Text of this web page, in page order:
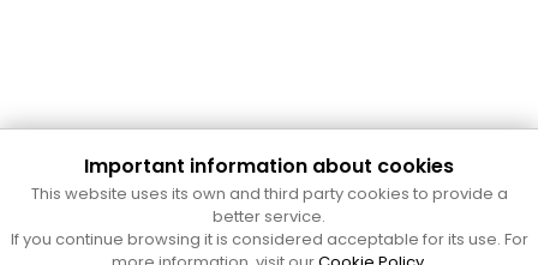
Cultura Mataró
Important information about cookies
This website uses its own and third party cookies to provide a
better service.
If you continue browsing it is considered acceptable for its use. For